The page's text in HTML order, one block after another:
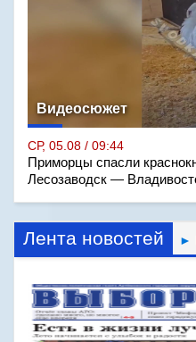
Видеосюжет
СР, 05.08 / 09:44
Приморцы спасли
Лесозаводск —
Лента новостей ►